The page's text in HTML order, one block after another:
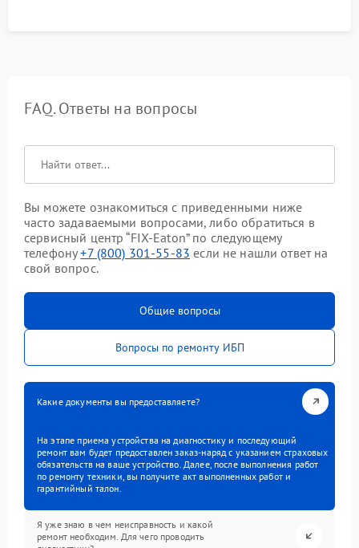
FAQ. Ответы на вопросы
Вы можете ознакомиться с приведенными ниже
часто задаваемыми вопросами, либо обратиться в
сервисный центр “FIX-Eaton” по следующему
телефону+7 (800) 301-55-83 если не нашли ответ на
свой вопрос.
Общие вопросы
Вопросы по ремонту ИБП
Какие документы вы предоставляете?
На этапе приема устройства на диагностику и последующий
ремонт вам будет предоставлен заказ-наряд с указанием страховых
обязательств на ваше устройство. Далее, после выполнения работ
по ремонту техники, вы получите акт выполненных работ и
гарантийный талон.
Я уже знаю в чем неисправность и какой
ремонт необходим. Для чего проводить